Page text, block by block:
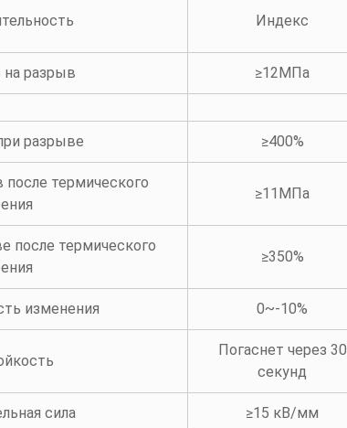
Индекс
на разрыв ≥12МПа
разрыве ≥400%
термического
≥11МПа
после термического
≥350%
изменения 0~-10%
Погаснет через 30
секунд
сила ≥15 кВ/мм